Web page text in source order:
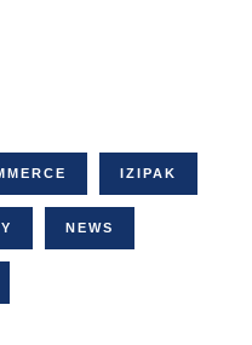
IZIPAK
NEWS